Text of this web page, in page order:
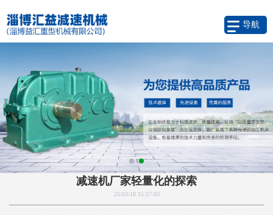
导航
减速机厂家轻量化的探索
25/03/18 15:57:03